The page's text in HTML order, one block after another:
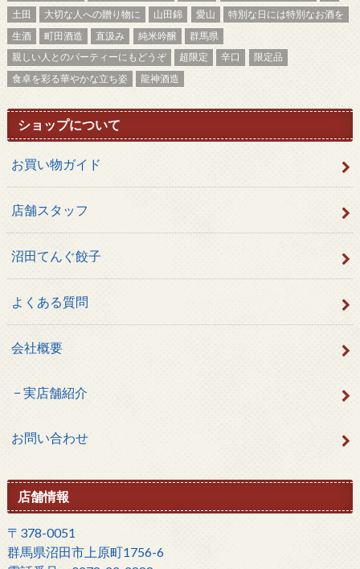
土田
大切な人への贈り物に 山田錦 愛山
特別な日には特別なお酒を
生酒
町田酒造 直汲み 純米吟醸
群馬県
親しい人とのパーティーにもどうぞ
超限定 辛口
限定品
食卓を彩る華やかな立ち姿
龍神酒造
ショップについて
お買い物ガイド
店舗スタッフ
沼田てんぐ餃子
よくある質問
会社概要
実店舗紹介
お問い合わせ
店舗情報
〒378-0051
群馬県沼田市上原町1756-6